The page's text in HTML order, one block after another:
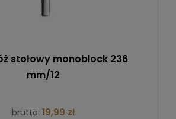
stołowy monoblock 236
mm/12
brutto: 19,99 zł